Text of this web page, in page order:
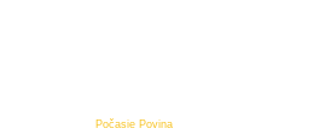
Počasie Povina